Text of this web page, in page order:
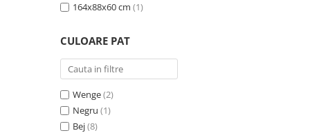
164x88x60 cm (1)
CULOARE PAT
Wenge(2)
Negru (1)
Bej(8)